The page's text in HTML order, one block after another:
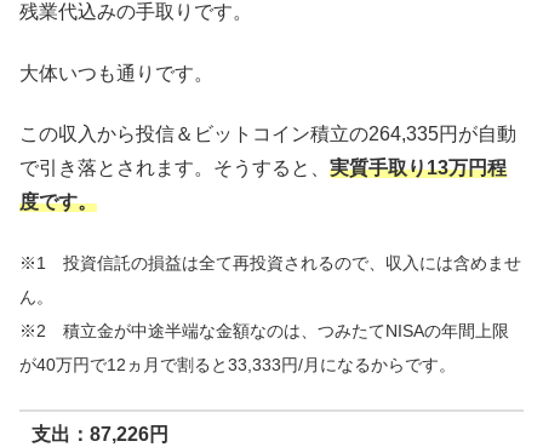
残業代込みの手取りです。
大体いつも通りです。
この収入から投信＆ビットコイン積立の264,335円が自動
で引き落とされます。そうすると、 実質手取り13万円程
度です。
※1 投資信託の損益は全て再投資されるので、収入には含めませ
ん。
※2 積立金が中途半端な金額なのは、つみたてNISAの年間上限
が40万円で12ヵ月で割ると33,333円/月になるからです。
支出：87,226円